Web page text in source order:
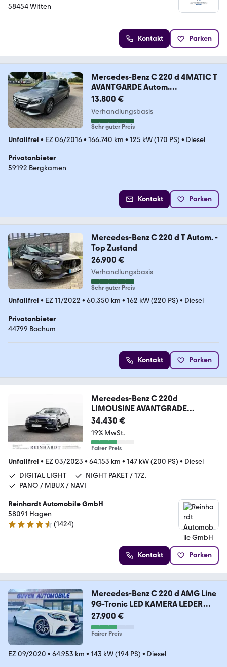
58454 Witten
Kontakt Parken
Mercedes-Benz C 220 d 4MATIC T
AVANTGARDE Autom.
AVANTGARDE
13.800 €
Verhandlungsbasis
Sehr guter Preis
Unfallfrei • EZ 06/2016• 166.740 km • 125 kW (170 PS) • Diesel
Privatanbieter
59192 Bergkamen
Kontakt Parken
Mercedes-Benz C 220 d T Autom. -
Top Zustand
26.900 €
Verhandlungsbasis
Sehr guter Preis
Unfallfrei • EZ 11/2022 • 60.350 km • 162 kW (220 PS) • Diesel
Privatanbieter
44799 Bochum
Kontakt Parken
Mercedes-Benz C 220d
LIMOUSINE AVANTGRADE
NIGHT/17Z/DIG-L/PANO
34.430 €
19% MwSt.
Fairer Preis
Unfallfrei • EZ 03/2023 • 64.153 km • 147 kW (200 PS) • Diesel
DIGITAL LIGHT
NIGHT PAKET / 17Z.
PANO / MBUX / NAVI
Reinhardt Automobile GmbH
58091 Hagen
4.7 Sterne
(1424)
Kontakt Parken
Mercedes-Benz C 220 d AMG Line
9G-Tronic LED KAMERA LEDER
AHK
27.900 €
Fairer Preis
EZ 09/2020 • 64.953 km • 143 kW (194 PS) • Diesel